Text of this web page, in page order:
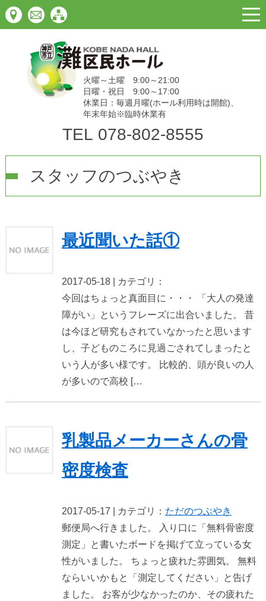
火曜～土曜 9:00～21:00
日曜・祝日 9:00～17:00
休業日：毎週月曜(ホール利用時は開館)、
年末年始※臨時休業有
TEL 078-802-8555
スタッフのつぶやき
最近聞いた話①
2017-05-18 | カテゴリ：
今回はちょっと真面目に・・・ 「大人の発達
障がい」というフレーズに出合いました。 昔
は今ほど研究もされていなかったと思います
し、子どものころに見過ごされてしまったと
いう人が多い様です。 比較的、頭が良いの人
が多いので高校 […
乳製品メーカーさんの骨
密度検査
2017-05-17 | カテゴリ： ただのつぶやき
郵便局へ行きました。 入り口に「無料骨密度
測定」と書いたボードを掲げて立っている女
性がいました。 ちょっと疲れた雰囲気。 無料
ならいいかもと「測定してください」と告げ
ました。 お客が少なかったのか、その疲れた